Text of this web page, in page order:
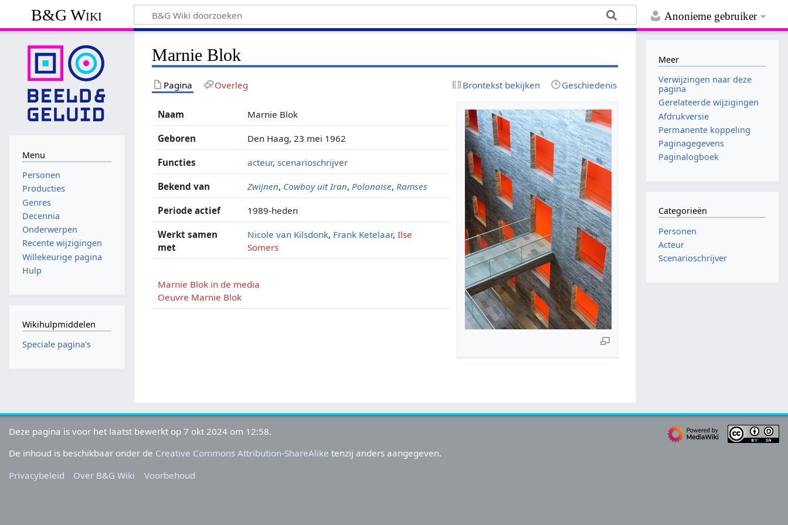
Anonieme gebruiker
B&G Wiki
Marnie Blok
Pagina Overleg Brontekst bekijken Geschiedenis
Naam Marnie Blok
Geboren Den Haag, 23 mei 1962
Functies acteur,scenarioschrijver
Bekend van Zwijnen, Cowboy uit Iran, Polonaise, Ramses
Periode actief 1989-heden
Werkt samen
met
Nicole van Kilsdonk, Frank Ketelaar,Ilse
Somers
Marnie Blok in de media
Oeuvre Marnie Blok
Menu
Personen
Producties
Genres
Decennia
Onderwerpen
Recente wijzigingen
Willekeurige pagina
Hulp
Wikihulpmiddelen
Speciale pagina's
Meer
Verwijzingen naar deze
pagina
Gerelateerde wijzigingen
Afdrukversie
Permanente koppeling
Paginagegevens
Paginalogboek
Categorieën
Personen
Acteur
Scenarioschrijver
Deze pagina is voor het laatst bewerkt op 7 okt 2024 om 12:58.
De inhoud is beschikbaar onder de Creative Commons Attribution-ShareAlike tenzij anders aangegeven.
Privacybeleid
Over B&G Wiki Voorbehoud